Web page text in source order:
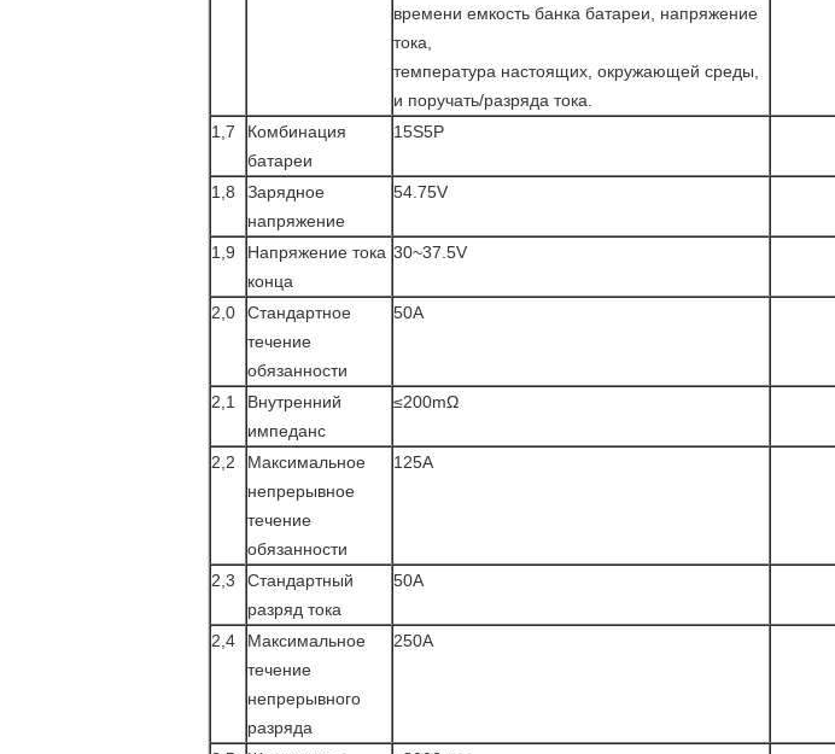
времени емкость банка батареи, напряжение
тока,
температура настоящих, окружающей среды,
и поручать/разряда тока.
1,7
Комбинация
батареи
15S5P
1,8
Зарядное
напряжение
54.75V
1,9
Напряжение тока
конца
30~37.5V
2,0
Стандартное
течение
обязанности
50A
2,1
Внутренний
импеданс
≤200mΩ
2,2
Максимальное
непрерывное
течение
обязанности
125A
2,3
Стандартный
разряд тока
50A
2,4
Максимальное
течение
непрерывного
разряда
250A